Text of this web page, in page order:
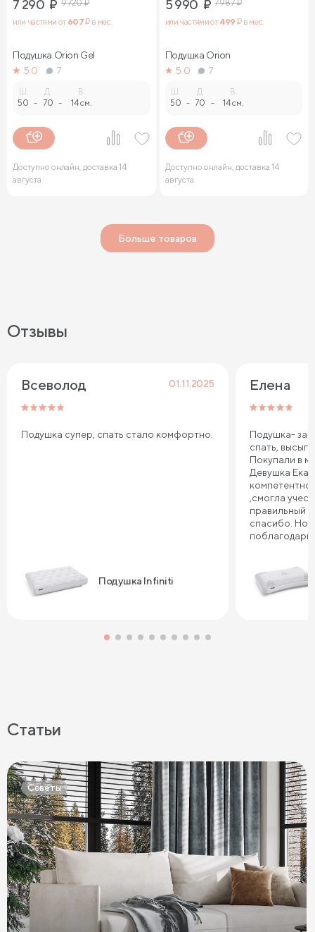
7 290 ₽ 9 720₽
или частями от 607₽ в мес.
Подушка Orion Gel
5.0
7
Ш.
50 -
Д.
70 -
В.
14 см.
Доступно онлайн, доставка 14
августа
5 990 ₽ 7 987₽
или частями от499 ₽ в мес.
Подушка Orion
5.0
7
Ш.
50 -
Д.
70 -
В.
14 см.
Доступно онлайн, доставка 14
августа
Больше товаров
Отзывы
Всеволод 01.11.2025
Подушка супер, спать стало комфортно.
Подушка Infiniti
Елена
Подушка-
спать,
Покупали в
Девушка
,смогла
правильный
спасибо. Но
Статьи
Советы